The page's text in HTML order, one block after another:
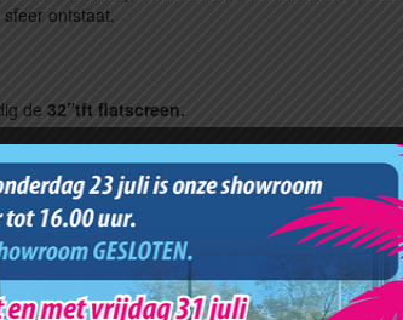
ontstaat.
de 32”tft flatscreen.
3 pits kooktoestel en koelkast Smart Tower 142 L
voor kookgerei en boodschappen.